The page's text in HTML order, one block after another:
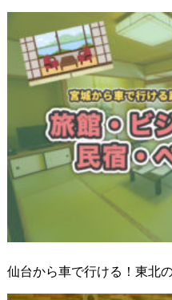
仙台から車で行ける！東北